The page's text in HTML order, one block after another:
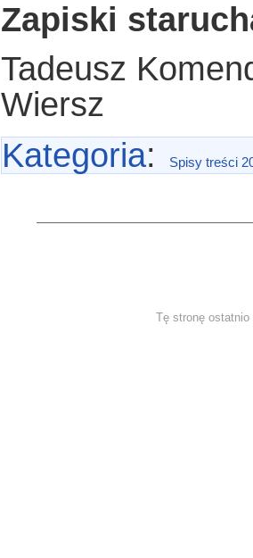
Zapiski
Tadeusz
Wiersz
Kategoria: Spisy treści
Tę stronę